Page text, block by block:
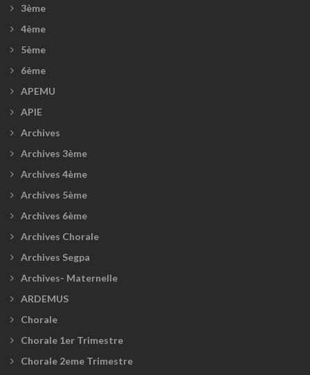
3ème
4ème
5ème
6ème
APEMU
APIE
Archives
Archives 3ème
Archives 4ème
Archives 5ème
Archives 6ème
Archives Chorale
Archives Segpa
Archives- Maternelle
ARDEMUS
Chorale
Chorale 1er Trimestre
Chorale 2eme Trimestre